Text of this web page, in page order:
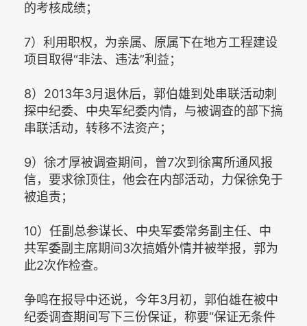
的考核成绩；
7）利用职权，为亲属、原属下在地方工程建设
项目取得“非法、违法”利益；
8）2013年3月退休后，郭伯雄到处串联活动刺
探中纪委、中央军纪委内情，与被调查的部下搞
串联活动，转移不法资产；
9）徐才厚被调查期间，曾7次到徐寓所通风报
信，要求徐顶住，他会在内部活动，力保徐免于
被追责；
10）任副总参谋长、中央军委常务副主任、中
共军委副主席期间3次搞婚外情并被举报，郭为
此2次作检查。
争鸣在报导中还说，今年3月初，郭伯雄在被中
纪委调查期间写下三份保证，称要“保证无条件